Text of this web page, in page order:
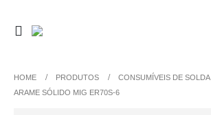
HOME PRODUTOS
CONSUMÍVEIS DE SOLDA
ARAME SÓLIDO MIG ER70S-6